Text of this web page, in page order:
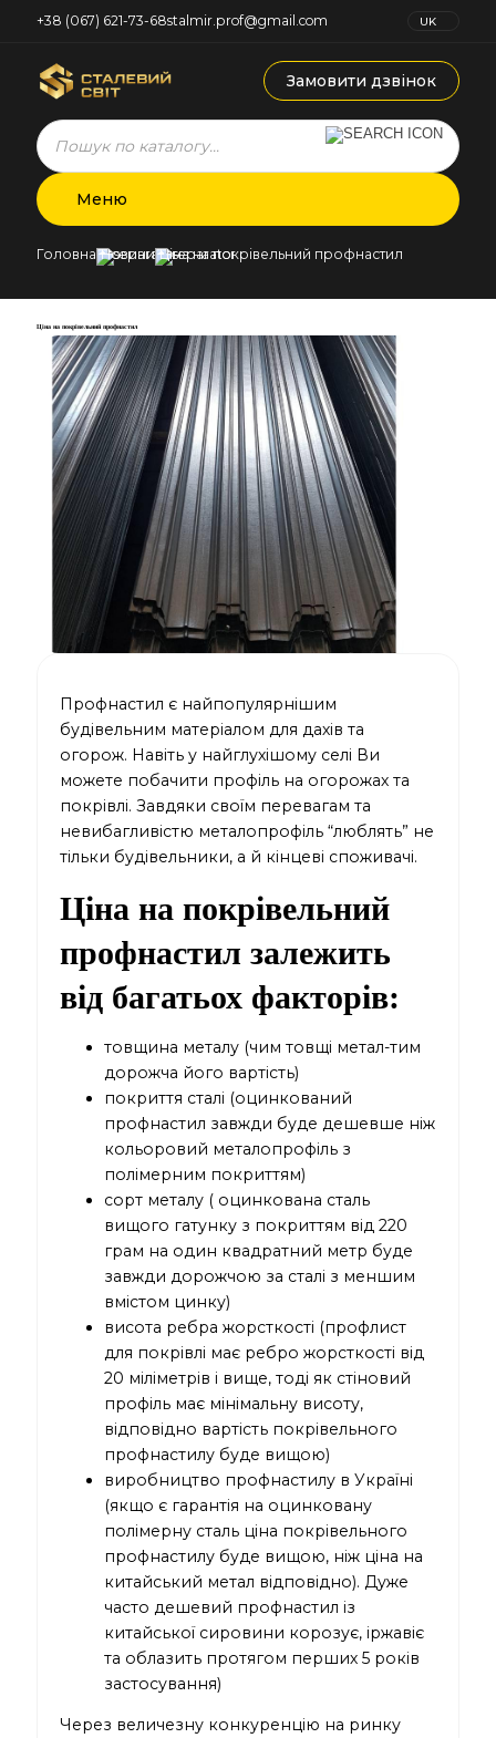
+38 (067) 621-73-68stalmir.prof@gmail.com
UK
Замовити дзвінок
Products
search
Меню
Головна Новини Ціна на покрівельний профнастил
Ціна на покрівельний профнастил
Профнастил є найпопулярнішим
будівельним матеріалом для дахів та
огорож. Навіть у найглухішому селі Ви
можете побачити профіль на огорожах та
покрівлі. Завдяки своїм перевагам та
невибагливістю металопрофіль “люблять” не
тільки будівельники, а й кінцеві споживачі.
Ціна на покрівельний
профнастил залежить
від багатьох факторів:
товщина металу (чим товщі метал-тим
дорожча його вартість)
покриття сталі (оцинкований
профнастил завжди буде дешевше ніж
кольоровий металопрофіль з
полімерним покриттям)
сорт металу ( оцинкована сталь
вищого гатунку з покриттям від 220
грам на один квадратний метр буде
завжди дорожчою за сталі з меншим
вмістом цинку)
висота ребра жорсткості (профлист
для покрівлі має ребро жорсткості від
20 міліметрів і вище, тоді як стіновий
профіль має мінімальну висоту,
відповідно вартість покрівельного
профнастилу буде вищою)
виробництво профнастилу в Україні
(якщо є гарантія на оцинковану
полімерну сталь ціна покрівельного
профнастилу буде вищою, ніж ціна на
китайський метал відповідно). Дуже
часто дешевий профнастил із
китайської сировини корозує, іржавіє
та облазить протягом перших 5 років
застосування)
Через величезну конкуренцію на ринку